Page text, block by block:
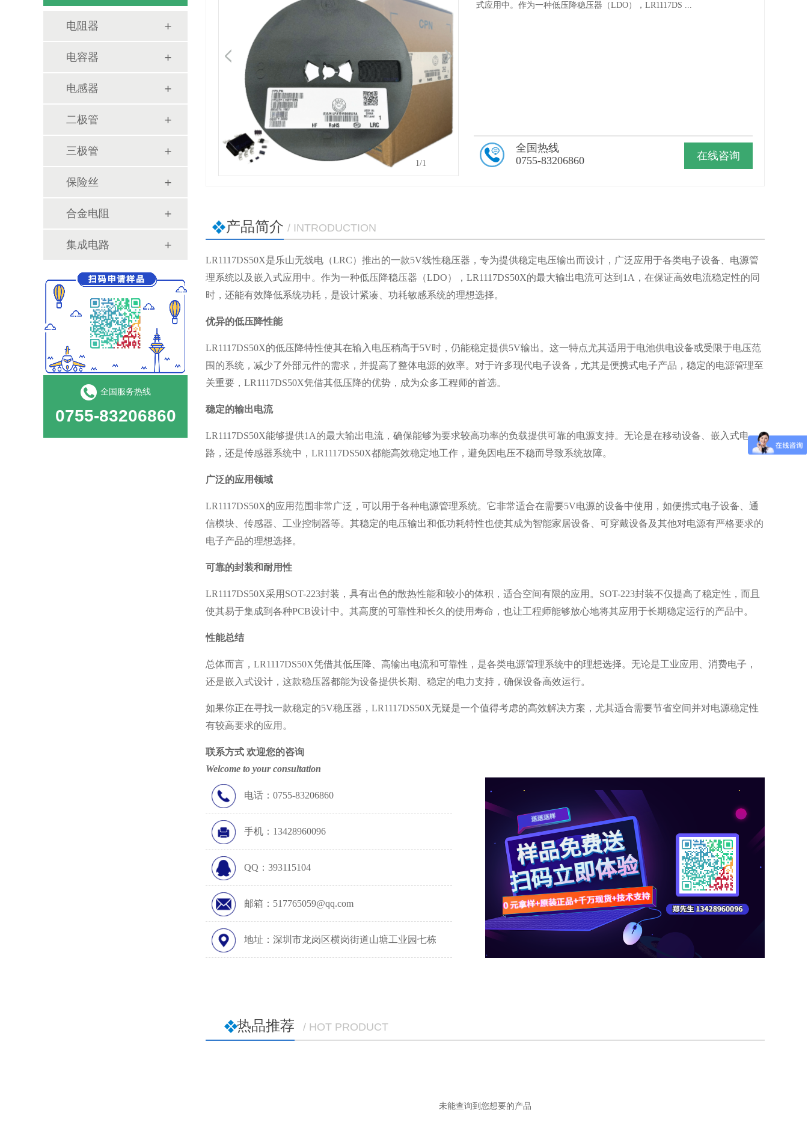
电阻器
电容器
电感器
二极管
三极管
保险丝
合金电阻
集成电路
全国服务热线
0755-83206860
1/1
式应用中。作为一种低压降稳压器（LDO），LR1117DS ...
在线咨询
全国热线
0755-83206860
产品简介 / INTRODUCTION
LR1117DS50X是乐山无线电（LRC）推出的一款5V线性稳压器，专为提供稳定电压输出而设计，广泛应用于各类电子设备、电源管
理系统以及嵌入式应用中。作为一种低压降稳压器（LDO），LR1117DS50X的最大输出电流可达到1A，在保证高效电流稳定性的同
时，还能有效降低系统功耗，是设计紧凑、功耗敏感系统的理想选择。
优异的低压降性能
LR1117DS50X的低压降特性使其在输入电压稍高于5V时，仍能稳定提供5V输出。这一特点尤其适用于电池供电设备或受限于电压范
围的系统，减少了外部元件的需求，并提高了整体电源的效率。对于许多现代电子设备，尤其是便携式电子产品，稳定的电源管理至
关重要，LR1117DS50X凭借其低压降的优势，成为众多工程师的首选。
稳定的输出电流
LR1117DS50X能够提供1A的最大输出电流，确保能够为要求较高功率的负载提供可靠的电源支持。无论是在移动设备、嵌入式电
路，还是传感器系统中，LR1117DS50X都能高效稳定地工作，避免因电压不稳而导致系统故障。
广泛的应用领域
LR1117DS50X的应用范围非常广泛，可以用于各种电源管理系统。它非常适合在需要5V电源的设备中使用，如便携式电子设备、通
信模块、传感器、工业控制器等。其稳定的电压输出和低功耗特性也使其成为智能家居设备、可穿戴设备及其他对电源有严格要求的
电子产品的理想选择。
可靠的封装和耐用性
LR1117DS50X采用SOT-223封装，具有出色的散热性能和较小的体积，适合空间有限的应用。SOT-223封装不仅提高了稳定性，而且
使其易于集成到各种PCB设计中。其高度的可靠性和长久的使用寿命，也让工程师能够放心地将其应用于长期稳定运行的产品中。
性能总结
总体而言， LR1117DS50X凭借其低压降、高输出电流和可靠性，是各类电源管理系统中的理想选择。无论是工业应用、消费电子，
还是嵌入式设计，这款稳压器都能为设备提供长期、稳定的电力支持，确保设备高效运行。
如果你正在寻找一款稳定的5V稳压器，LR1117DS50X无疑是一个值得考虑的高效解决方案，尤其适合需要节省空间并对电源稳定性
有较高要求的应用。
联系方式 欢迎您的咨询
Welcome to your consultation
电话：0755-83206860
手机：13428960096
QQ：393115104
邮箱：517765059@qq.com
地址：深圳市龙岗区横岗街道山塘工业园七栋
热品推荐 / HOT PRODUCT
未能查询到您想要的产品